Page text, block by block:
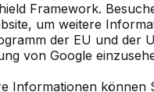
Framework.
um weitere
der EU und der
von Google
Informationen können